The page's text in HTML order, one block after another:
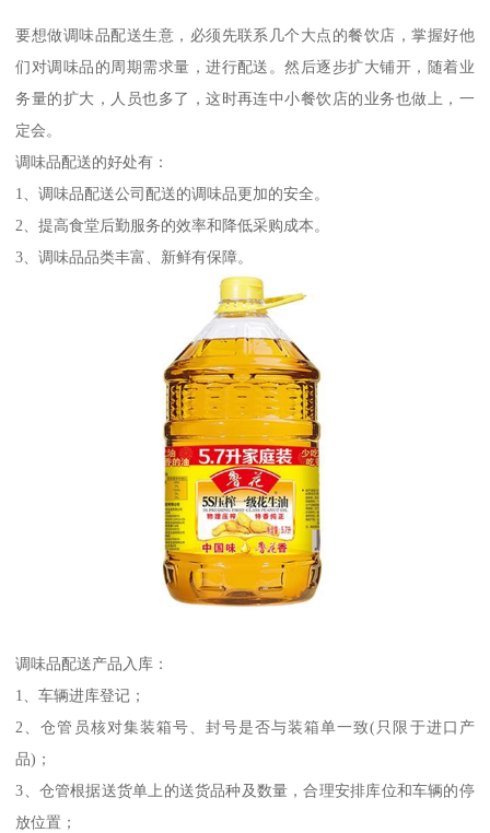
要想做调味品配送生意，必须先联系几个大点的餐饮店，掌握好他
们对调味品的周期需求量，进行配送。然后逐步扩大铺开，随着业
务量的扩大，人员也多了，这时再连中小餐饮店的业务也做上，一
定会。
调味品配送的好处有：
1、调味品配送公司配送的调味品更加的安全。
2、提高食堂后勤服务的效率和降低采购成本。
3、调味品品类丰富、新鲜有保障。
调味品配送产品入库：
1、车辆进库登记；
2、仓管员核对集装箱号、封号是否与装箱单一致(只限于进口产
品)；
3、仓管根据送货单上的送货品种及数量，合理安排库位和车辆的停
放位置；